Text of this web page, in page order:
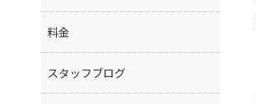
料金
スタッフブログ